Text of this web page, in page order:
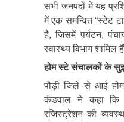
सभी जनपदों में यह
में एक समन्वित “स्टेट
है, जिसमें पर्यटन,
स्वास्थ्य विभाग शामिल
होम स्टे संचालकों के
पौड़ी जिले से आई
कंडवाल ने कहा कि
रजिस्ट्रेशन की